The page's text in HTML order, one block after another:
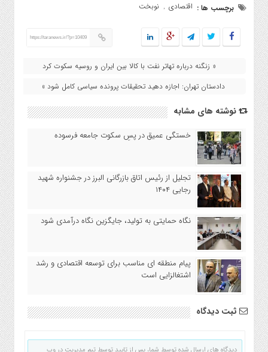
برچسب ها : اقتصادی , نوبخت
https://taranews.ir/?p=10409
« زنگنه درباره تهاتر نفت با کالا بین ایران و روسیه سکوت کرد
دادستان تهران: اجازه دهید تحقیقات پرونده سیاسی کامل شود »
نوشته های مشابه
خستگی عمیق در پسِ سکوت جامعه فرسوده
تجلیل از رئیس اتاق بازرگانی البرز در جشنواره شهید
رجایی ۱۴۰۴
نگاه حمایتی به تولید، جایگزین نگاه درآمدی شود
پیام منطقه ای مناسب برای توسعه اقتصادی و رشد
اشتغالزایی است
ثبت دیدگاه
دیدگاه های ارسال شده توسط شما، پس از تایید توسط تیم مدیریت در وب